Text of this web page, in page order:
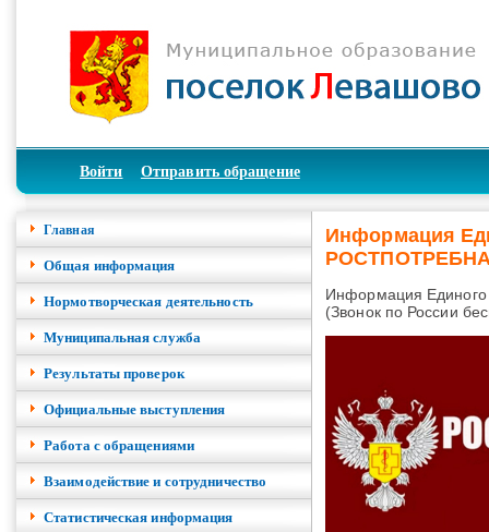
Войти Отправить обращение
Главная
Общая информация
Нормотворческая деятельность
Муниципальная служба
Результаты проверок
Официальные выступления
Работа с обращениями
Взаимодействие и сотрудничество
Cтатистическая информация
Информация
Информация
(Звонок по России